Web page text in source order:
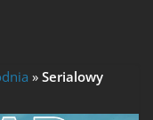
» Serialowy